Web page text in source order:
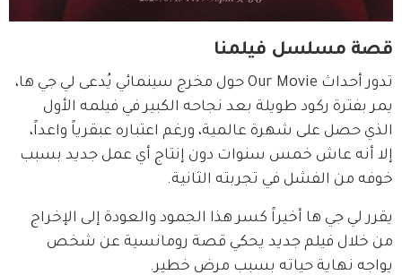
قصة مسلسل فيلمنا
تدور أحداث Our Movie حول مخرج سينمائي يُدعى لي جي ها،
يمر بفترة ركود طويلة بعد نجاحه الكبير في فيلمه الأول
الذي حصل على شهرة عالمية، ورغم اعتباره عبقرياً واعداً،
إلا أنه عاش خمس سنوات دون إنتاج أي عمل جديد بسبب
خوفه من الفشل في تجربته الثانية.
يقرر لي جي ها أخيراً كسر هذا الجمود والعودة إلى الإخراج
من خلال فيلم جديد يحكي قصة رومانسية عن شخص
يواجه نهاية حياته بسبب مرض خطير.